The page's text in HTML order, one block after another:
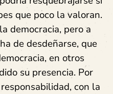
que poco la valoran.
democracia, pero a
de desdeñarse, que
en otros
su presencia. Por
con la